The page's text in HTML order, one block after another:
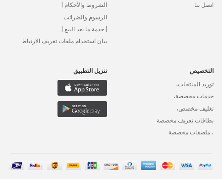
اتصل بنا
الشروط والأحكام |
الرسوم والضرائب
| خدمة ما بعد البيع |
بيان استخدام ملفات تعريف الارتباط
التخصيص
توريد المنتجات،
خدمات مخصصة،
تغليف مخصص،
بطاقات تعريف مخصصة
، ملصقات مخصصة
تنزيل التطبيق